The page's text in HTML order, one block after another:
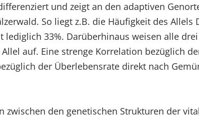
und zeigt an den adaptiven
So liegt z.B. die Häufigkeit des
lediglich 33%. Darüberhinaus weisen alle
auf. Eine strenge Korrelation bezüglich
der Überlebensrate direkt nach
zwischen den genetischen Strukturen der